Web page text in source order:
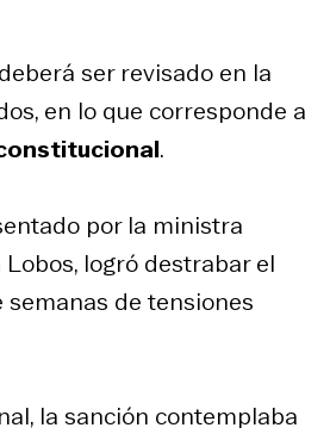
ser revisado en la
en lo que corresponde a
.
por la ministra
logró destrabar el
de tensiones
la sanción contemplaba